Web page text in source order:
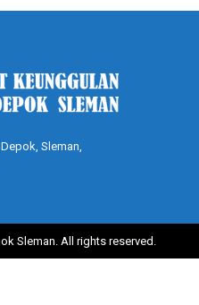
Sleman,
Sleman. All rights reserved.